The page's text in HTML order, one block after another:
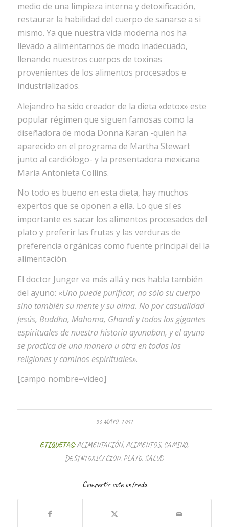
medio de una limpieza interna y detoxificación,
restaurar la habilidad del cuerpo de sanarse a si
mismo. Ya que nuestra vida moderna nos ha
llevado a alimentarnos de modo inadecuado,
llenando nuestros cuerpos de toxinas
provenientes de los alimentos procesados e
industrializados.
Alejandro ha sido creador de la dieta «detox» este
popular régimen que siguen famosas como la
diseñadora de moda Donna Karan -quien ha
aparecido en el programa de Martha Stewart
junto al cardiólogo- y la presentadora mexicana
María Antonieta Collins.
No todo es bueno en esta dieta, hay muchos
expertos que se oponen a ella. Lo que sí es
importante es sacar los alimentos procesados del
plato y preferir las frutas y las verduras de
preferencia orgánicas como fuente principal del la
alimentación.
El doctor Junger va más allá y nos habla también
del ayuno: «Uno puede purificar, no sólo su cuerpo
sino también su mente y su alma. No por casualidad
Jesús, Buddha, Mahoma, Ghandi y todos los gigantes
espirituales de nuestra historia ayunaban, y el ayuno
se practica de una manera u otra en todas las
religiones y caminos espirituales».
[campo nombre=video]
30 MAYO, 2012
ETIQUETAS:ALIMENTACIÓN,ALIMENTOS, CAMINO,
DESINTOXICACION, PLATO, SALUD
Compartir esta entrada